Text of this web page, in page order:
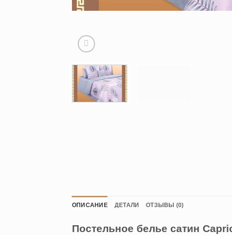
ОПИСАНИЕ ДЕТАЛИ ОТЗЫВЫ (0)
Постельное белье сатин